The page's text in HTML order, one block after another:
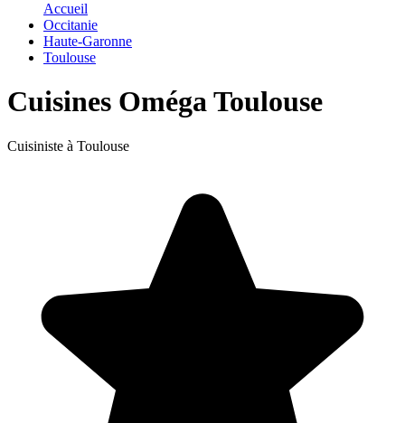
Accueil
Occitanie
Haute-Garonne
Toulouse
Cuisines Oméga Toulouse
Cuisiniste à Toulouse